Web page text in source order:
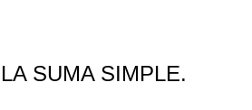
SUMA SIMPLE.